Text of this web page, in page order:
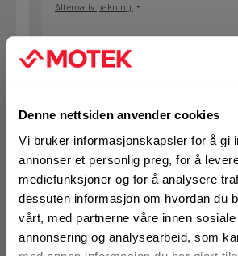
Denne nettsiden anvender cookies
Vi bruker informasjonskapsler for å gi
annonser et personlig preg, for å
mediefunksjoner og for å analysere
dessuten informasjon om hvordan du
vårt, med partnerne våre innen sosiale
annonsering og analysearbeid, som
Alternativ pakning
Art.nr. 177224520E02
Anboring rillet 4"x2"
På nettlager
Klikk & Hent i Motek Tromsø + 2